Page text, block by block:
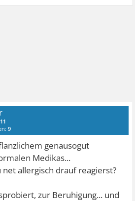
9
genausogut
Medikas...
allergisch drauf reagierst?
zur Beruhigung... und